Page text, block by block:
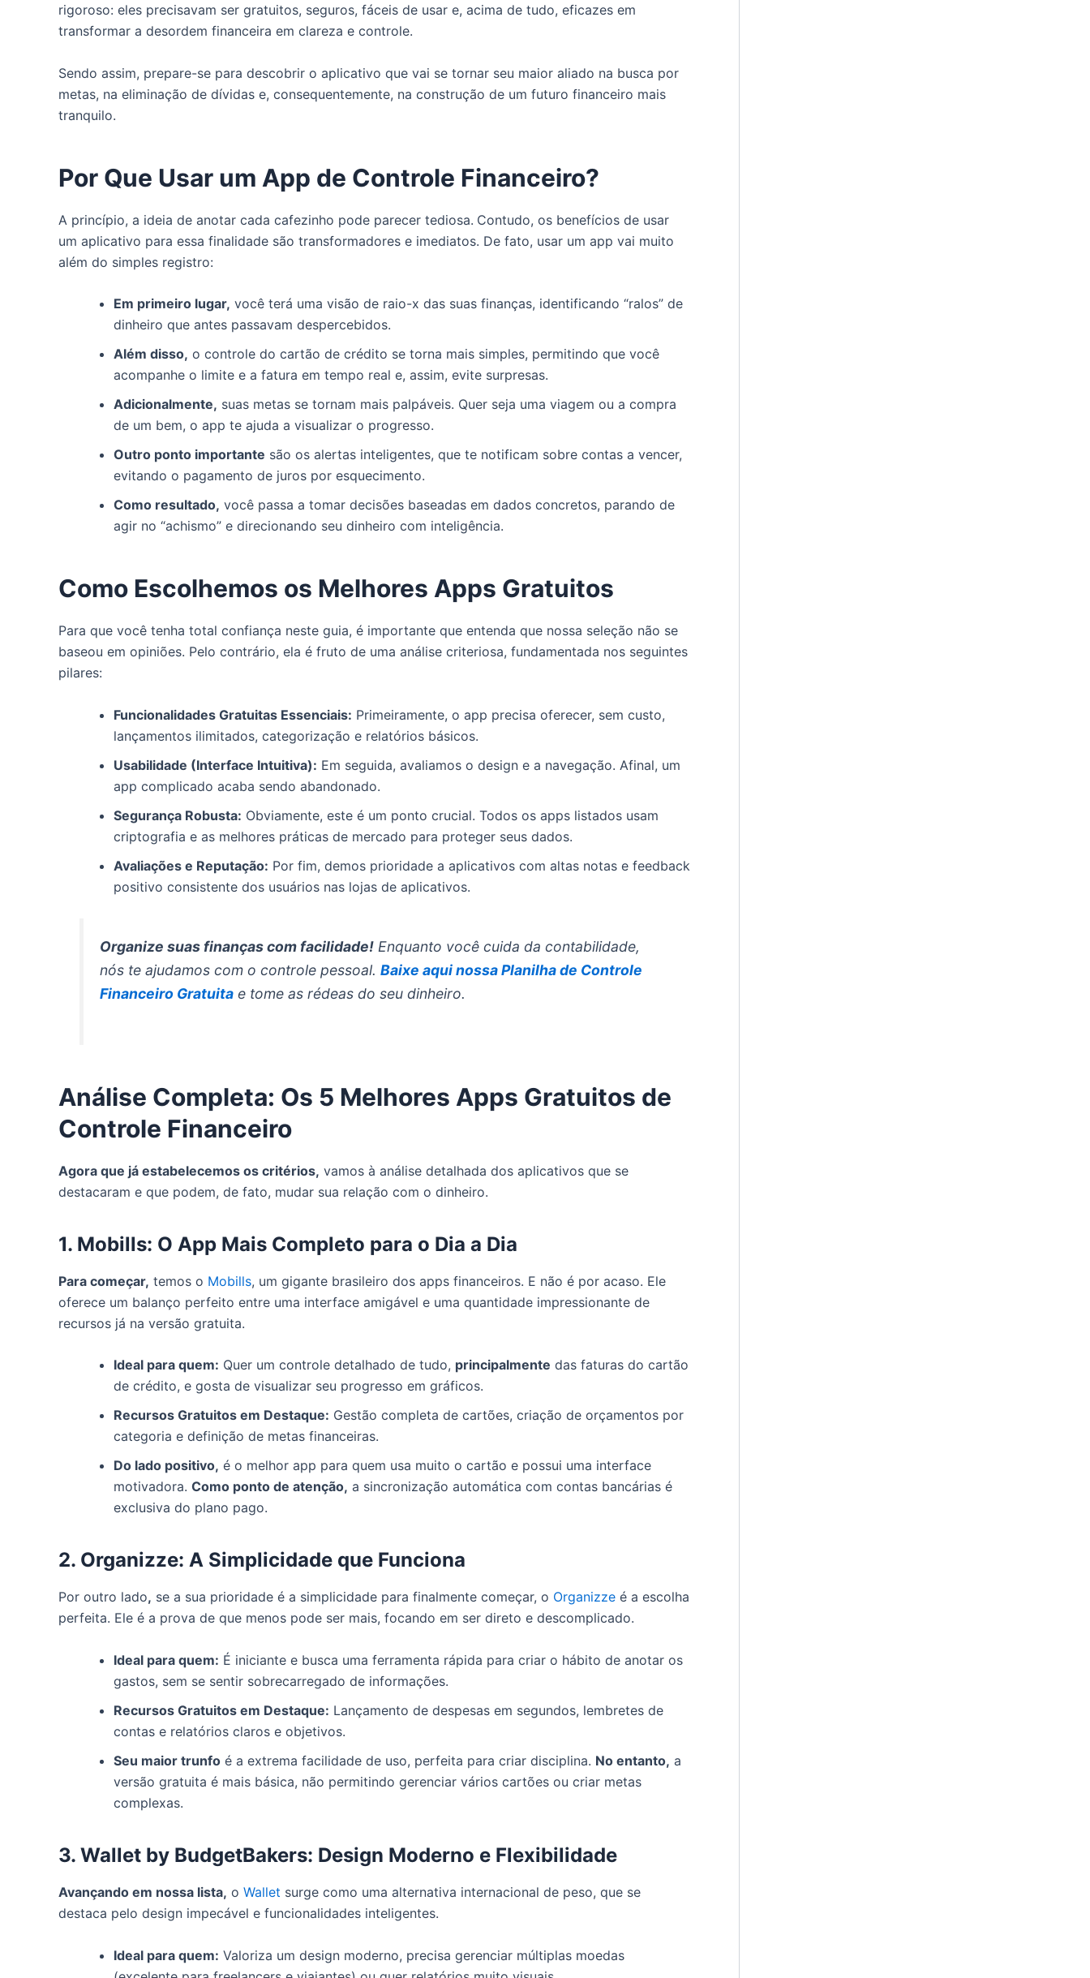
rigoroso: eles precisavam ser gratuitos, seguros, fáceis de usar e, acima de tudo, eficazes em
transformar a desordem financeira em clareza e controle.
Sendo assim, prepare-se para descobrir o aplicativo que vai se tornar seu maior aliado na busca por
metas, na eliminação de dívidas e, consequentemente, na construção de um futuro financeiro mais
tranquilo.
Por Que Usar um App de Controle Financeiro?
A princípio, a ideia de anotar cada cafezinho pode parecer tediosa. Contudo, os benefícios de usar
um aplicativo para essa finalidade são transformadores e imediatos. De fato, usar um app vai muito
além do simples registro:
Em primeiro lugar, você terá uma visão de raio-x das suas finanças, identificando “ralos” de
dinheiro que antes passavam despercebidos.
Além disso, o controle do cartão de crédito se torna mais simples, permitindo que você
acompanhe o limite e a fatura em tempo real e, assim, evite surpresas.
Adicionalmente, suas metas se tornam mais palpáveis. Quer seja uma viagem ou a compra
de um bem, o app te ajuda a visualizar o progresso.
Outro ponto importante são os alertas inteligentes, que te notificam sobre contas a vencer,
evitando o pagamento de juros por esquecimento.
Como resultado, você passa a tomar decisões baseadas em dados concretos, parando de
agir no “achismo” e direcionando seu dinheiro com inteligência.
Como Escolhemos os Melhores Apps Gratuitos
Para que você tenha total confiança neste guia, é importante que entenda que nossa seleção não se
baseou em opiniões. Pelo contrário, ela é fruto de uma análise criteriosa, fundamentada nos seguintes
pilares:
Funcionalidades Gratuitas Essenciais: Primeiramente, o app precisa oferecer, sem custo,
lançamentos ilimitados, categorização e relatórios básicos.
Usabilidade (Interface Intuitiva): Em seguida, avaliamos o design e a navegação. Afinal, um
app complicado acaba sendo abandonado.
Segurança Robusta: Obviamente, este é um ponto crucial. Todos os apps listados usam
criptografia e as melhores práticas de mercado para proteger seus dados.
Avaliações e Reputação: Por fim, demos prioridade a aplicativos com altas notas e feedback
positivo consistente dos usuários nas lojas de aplicativos.
Organize suas finanças com facilidade! Enquanto você cuida da contabilidade,
nós te ajudamos com o controle pessoal.Baixe aqui nossa Planilha de Controle
Financeiro Gratuita e tome as rédeas do seu dinheiro.
Análise Completa: Os 5 Melhores Apps Gratuitos de
Controle Financeiro
Agora que já estabelecemos os critérios, vamos à análise detalhada dos aplicativos que se
destacaram e que podem, de fato, mudar sua relação com o dinheiro.
1. Mobills: O App Mais Completo para o Dia a Dia
Para começar, temos o Mobills, um gigante brasileiro dos apps financeiros. E não é por acaso. Ele
oferece um balanço perfeito entre uma interface amigável e uma quantidade impressionante de
recursos já na versão gratuita.
Ideal para quem: Quer um controle detalhado de tudo, principalmente das faturas do cartão
de crédito, e gosta de visualizar seu progresso em gráficos.
Recursos Gratuitos em Destaque: Gestão completa de cartões, criação de orçamentos por
categoria e definição de metas financeiras.
Do lado positivo, é o melhor app para quem usa muito o cartão e possui uma interface
motivadora. Como ponto de atenção, a sincronização automática com contas bancárias é
exclusiva do plano pago.
2. Organizze: A Simplicidade que Funciona
Por outro lado, se a sua prioridade é a simplicidade para finalmente começar, o Organizze é a escolha
perfeita. Ele é a prova de que menos pode ser mais, focando em ser direto e descomplicado.
Ideal para quem: É iniciante e busca uma ferramenta rápida para criar o hábito de anotar os
gastos, sem se sentir sobrecarregado de informações.
Recursos Gratuitos em Destaque: Lançamento de despesas em segundos, lembretes de
contas e relatórios claros e objetivos.
Seu maior trunfo é a extrema facilidade de uso, perfeita para criar disciplina. No entanto, a
versão gratuita é mais básica, não permitindo gerenciar vários cartões ou criar metas
complexas.
3. Wallet by BudgetBakers: Design Moderno e Flexibilidade
Avançando em nossa lista, o Wallet surge como uma alternativa internacional de peso, que se
destaca pelo design impecável e funcionalidades inteligentes.
Ideal para quem: Valoriza um design moderno, precisa gerenciar múltiplas moedas